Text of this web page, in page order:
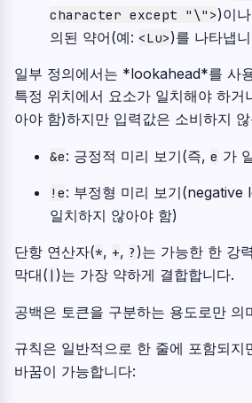
character except "\">)이
의된 약어(예: <Lu>)를 나타냅
일부 정의에서는 *lookahead*를 사
특정 위치에서 요소가 일치해야 하거
아야 함)하지만 입력값은 소비하지
&e: 긍정적 미리 보기(즉, e 가
!e: 부정형 미리 보기(negative
일치하지 않아야 함)
단항 연산자(*, +, ? )는 가능한 한 강
막대( | )는 가장 약하게 결합합니다.
공백은 토큰을 구분하는 용도로만 의
규칙은 일반적으로 한 줄에 포함되지
바꿈이 가능합니다: